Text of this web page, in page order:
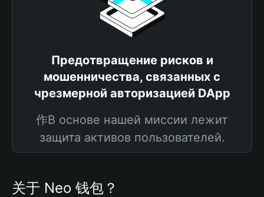
Предотвращение рисков и
мошенничества, связанных с
чрезмерной авторизацией DApp
作В основе нашей миссии лежит
защита активов пользователей.
关于 Neo 钱包？